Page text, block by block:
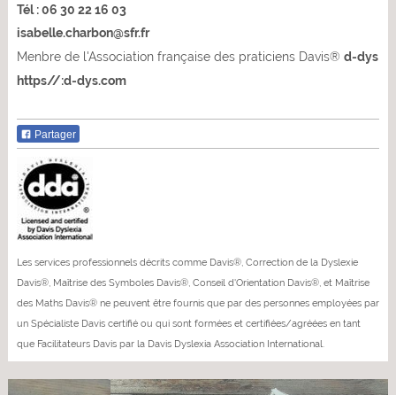
Tél : 06 30 22 16 03
isabelle.charbon@sfr.fr
Menbre de l'Association française des praticiens Davis® d-dys
https//:d-dys.com
Partager
Les services professionnels décrits comme Davis®, Correction de la Dyslexie
Davis®, Maîtrise des Symboles Davis®, Conseil d'Orientation Davis®, et Maîtrise
des Maths Davis® ne peuvent être fournis que par des personnes employées par
un Spécialiste Davis certifié ou qui sont formées et certifiées/agréées en tant
que Facilitateurs Davis par la Davis Dyslexia Association International.